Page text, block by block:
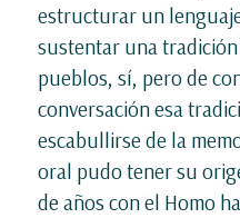
estructurar un
sustentar una
pueblos, sí, pero de
conversación esa
escabullirse de la
oral pudo tener su
de años con el Homo